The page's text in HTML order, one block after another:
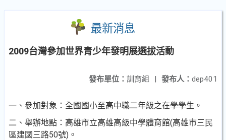
最新消息
2009台灣參加世界青少年發明展選拔活動
發布人： dep401
發布單位： 訓育組 |
一、參加對象：全國國小至高中職二年級之在學學生。
二、舉辦地點：高雄市立高雄高級中學體育館(高雄市三民
區建國三路50號)。